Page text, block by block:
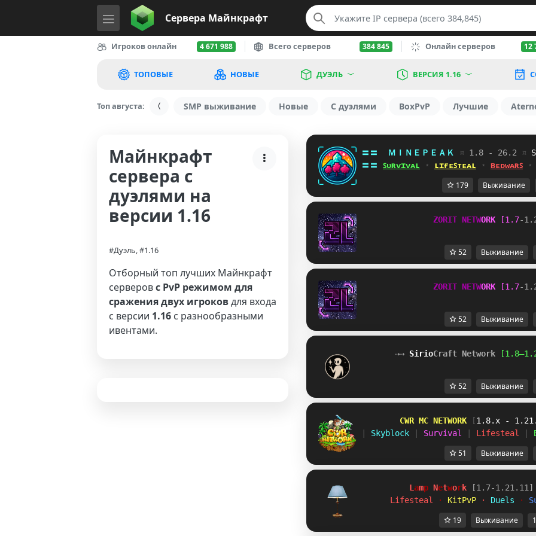
Сервера Майнкрафт
Игроков онлайн 4 671 988 Всего серверов 384 845 Онлайн серверов 12
ТОПОВЫЕ НОВЫЕ ДУЭЛЬ ВЕРСИЯ 1.16
Топ августа: SMP выживание Новые С дуэлями BoxPvP Лучшие
Майнкрафт
сервера с
дуэлями на
версии 1.16
#Дуэль, #1.16
Отборный топ лучших Майнкрафт
серверовс PvP режимом для
сражения двух игроковдля входа
с версии 1.16 с разнообразными
ивентами.
〓〓 ＭＩＮＥＰＥＡＫ ¤ 1.8 - 26.2 ¤
〓〓 ꜱᴜʀᴠɪᴠᴀʟ ⋆ ʟɪғᴇꜱᴛᴇᴀʟ ⋆ ʙᴇᴅᴡᴀʀꜱ ⋆
179 Выживание
ZORIT NETWORK [1 . 7-1 .
52 Выживание
ZORIT NETWORK [1 . 7-1 .
52 Выживание
⇢⇢ SirioCraft Network
52 Выживание
CWR MC NETWORK [1.8.x -
Skyblock Survival Lifesteal
51 Выживание
L amp Network
[1.7-1.21.11]
Lifesteal
· KitPvP · Duels ·
19 Выживание